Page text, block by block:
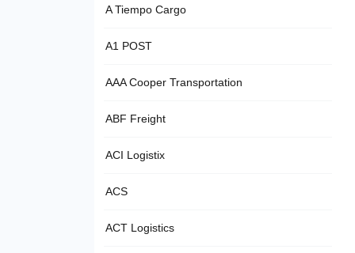
A Tiempo Cargo
A1 POST
AAA Cooper Transportation
ABF Freight
ACI Logistix
ACS
ACT Logistics